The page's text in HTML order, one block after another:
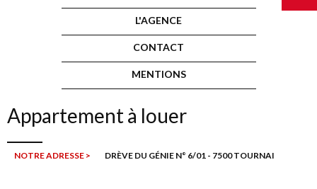
L'AGENCE
CONTACT
MENTIONS
Appartement à louer
NOTRE ADRESSE > DRÈVE DU GÉNIE N° 6/01 - 7500 TOURNAI